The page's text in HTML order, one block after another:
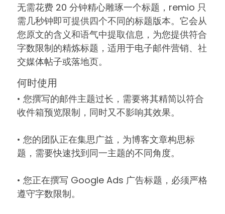
无需花费 20 分钟精心雕琢一个标题，remio 只
需几秒钟即可提供四个不同的标题版本。它会从
您原文的含义和语气中提取信息，为您提供符合
字数限制的精炼标题，适用于电子邮件营销、社
交媒体帖子或落地页。
何时使用
• 您撰写的邮件主题过长，需要将其精简以符合
收件箱预览限制，同时又不影响其效果。
• 您的团队正在集思广益，为博客文章构思标
题，需要快速找到同一主题的不同角度。
• 您正在撰写 Google Ads 广告标题，必须严格
遵守字数限制。